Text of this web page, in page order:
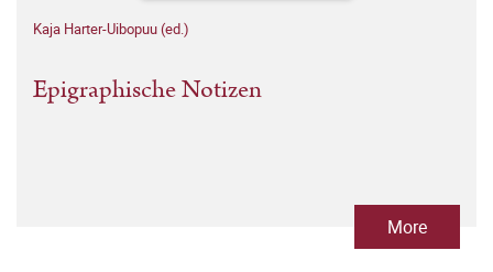
Kaja Harter-Uibopuu (ed.)
Epigraphische Notizen
More